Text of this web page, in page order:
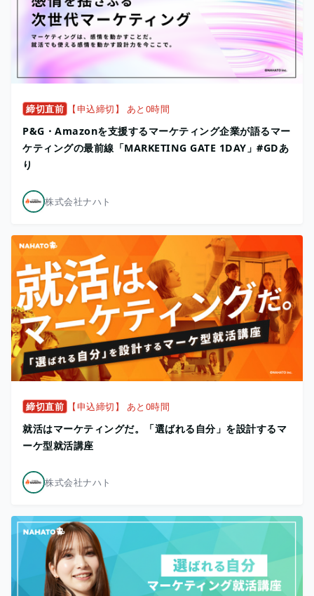
締切直前 【申込締切】 あと0時間
P&G・Amazonを支援するマーケティング企業が語るマー
ケティングの最前線「MARKETING GATE 1DAY」#GDあ
り
株式会社ナハト
締切直前 【申込締切】 あと0時間
就活はマーケティングだ。「選ばれる自分」を設計するマ
ーケ型就活講座
株式会社ナハト